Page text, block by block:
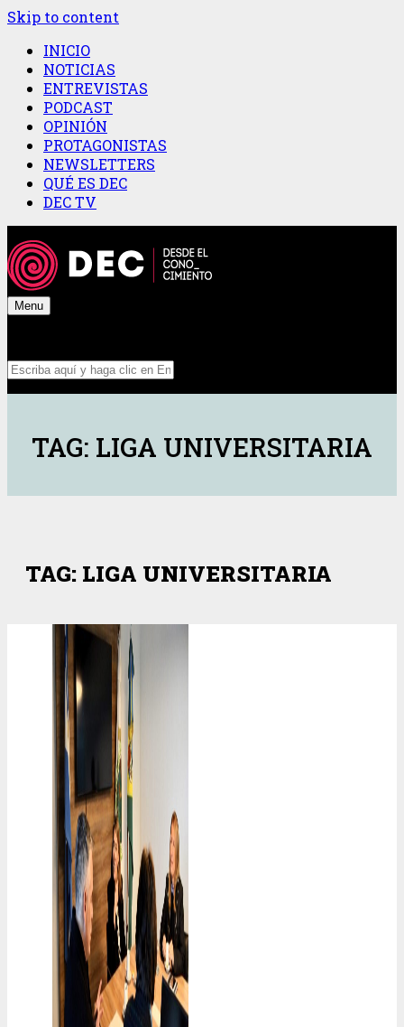
Skip to content
INICIO
NOTICIAS
ENTREVISTAS
PODCAST
OPINIÓN
PROTAGONISTAS
NEWSLETTERS
QUÉ ES DEC
DEC TV
Menu
TAG: LIGA UNIVERSITARIA
TAG: LIGA UNIVERSITARIA